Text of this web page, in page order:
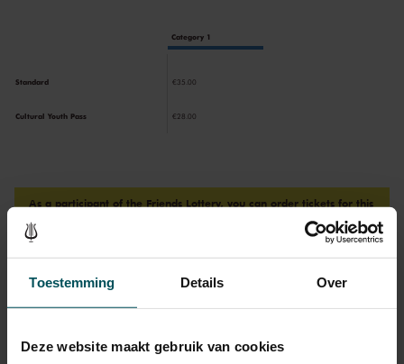
Toestemming Details Over
Deze website maakt gebruik van cookies
Category 1
Standard €35.00
Cultural Youth Pass €28.00
As a participant of the Friends Lottery, you can order tickets for this
concert with a 50% discount.
hours in advance.
More information about sprint tickets